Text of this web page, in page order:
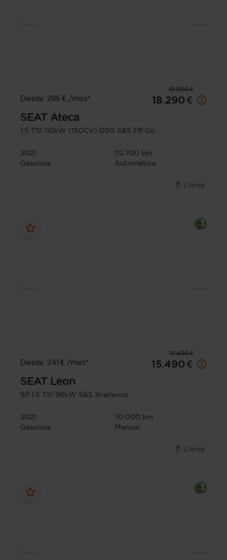
19.990 €
Desde 285 € /mes*
18.290 €
SEAT Ateca
1.5 TSI 110kW (150CV) DSG S&S FR Go
2021
112.700 km
Gasolina
Automática
Lleida
17.490 €
Desde 241 € /mes*
15.490 €
SEAT Leon
SP 1.5 TSI 96kW S&S Xcellence
2021
70.000 km
Gasolina
Manual
Lleida